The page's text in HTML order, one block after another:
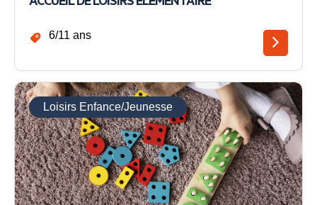
6/11 ans
Loisirs Enfance/Jeunesse